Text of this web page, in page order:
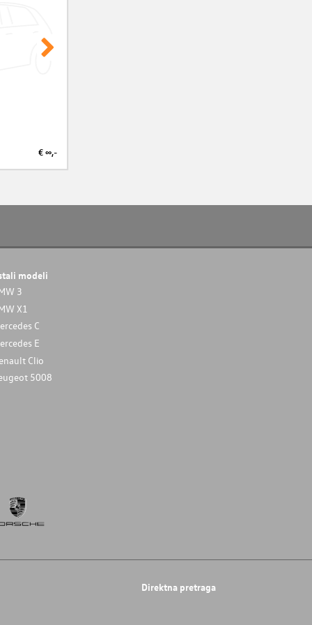
€ ∞,-
modeli
3
X1
C
E
Clio
5008
Direktna pretraga